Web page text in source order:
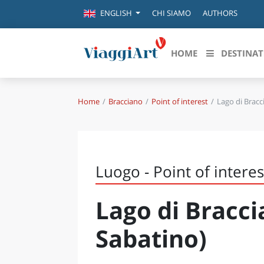
ENGLISH CHI SIAMO AUTHORS
HOME
Destinazioni in evidenza
FIRENZE
NAPOLI
BOLOGNA
LA SILA
IL SALENTO
Home Bracciano Point of interest Lago di
Luogo - Point of
Lago di
Sabatino)